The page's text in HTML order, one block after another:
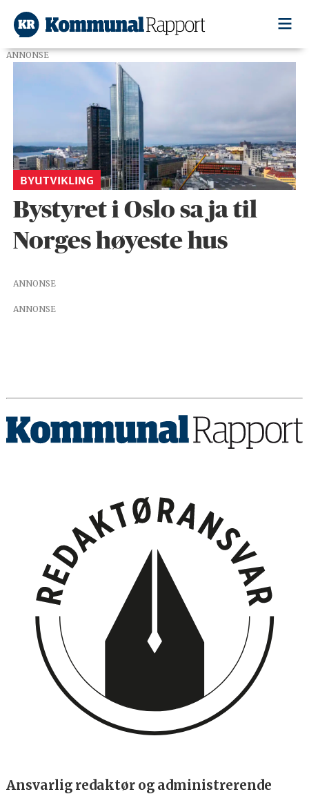
bystyre
ANNONSE
BYUTVIKLING
Bystyret i Oslo sa ja til
Norges høyeste hus
ANNONSE
ANNONSE
Ansvarlig redaktør og administrerende